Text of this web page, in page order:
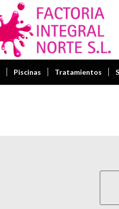
Piscinas Tratamientos